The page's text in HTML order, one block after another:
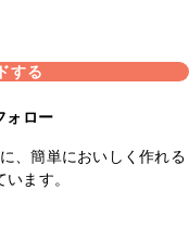
する
ォロー
、簡単においしく作れる
ます。